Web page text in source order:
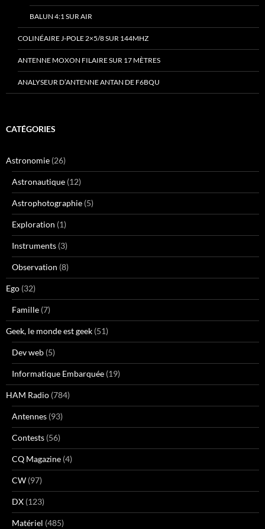
BALUN 4:1 SUR AIR
COLINÉAIRE J-POLE 2×5/8 SUR 144MHZ
ANTENNE MOXON FILAIRE SUR 17 MÈTRES
ANALYSEUR D’ANTENNE ANTAN DE F6BQU
CATÉGORIES
Astronomie (26)
Astronautique (12)
Astrophotographie (5)
Exploration (1)
Instruments (3)
Observation (8)
Ego (32)
Famille (7)
Geek, le monde est geek (51)
Dev web (5)
Informatique Embarquée (19)
HAM Radio (784)
Antennes (93)
Contests (56)
CQ Magazine (4)
CW (97)
DX (123)
Matériel (485)